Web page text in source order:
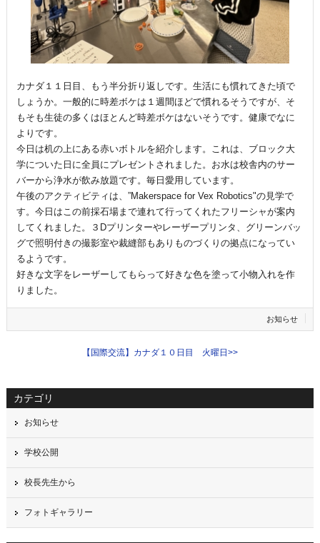
カナダ１１日目、もう半分折り返しです。生活にも慣れてきた頃で
しょうか。一般的に時差ボケは１週間ほどで慣れるそうですが、そ
もそも生徒の多くはほとんど時差ボケはないそうです。健康でなに
よりです。
今日は机の上にある赤いボトルを紹介します。これは、ブロック大
学についた日に全員にプレゼントされました。お水は校舎内のサー
バーから浄水が飲み放題です。毎日愛用しています。
午後のアクティビティは、”Makerspace for Vex Robotics"の見学で
す。今日はこの前採石場まで連れて行ってくれたフリーシャが案内
してくれました。３Dプリンターやレーザープリンタ、グリーンバッ
グで照明付きの撮影室や裁縫部もありものづくりの拠点になってい
るようです。
好きな文字をレーザーしてもらって好きな色を塗って小物入れを作
りました。
お知らせ
【国際交流】カナダ１０日目 火曜日 >>
カテゴリ
お知らせ
学校公開
校長先生から
フォトギャラリー